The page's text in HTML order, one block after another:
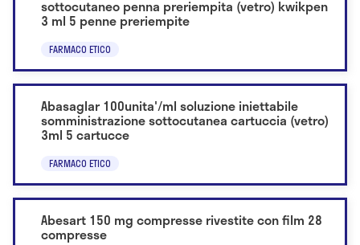
sottocutaneo penna preriempita (vetro) kwikpen
3 ml 5 penne preriempite
FARMACO ETICO
Abasaglar 100unita'/ml soluzione iniettabile
somministrazione sottocutanea cartuccia (vetro)
3ml 5 cartucce
FARMACO ETICO
Abesart 150 mg compresse rivestite con film 28
compresse